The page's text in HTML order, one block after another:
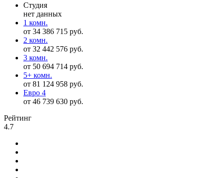
Студия
нет данных
1 комн.
от 34 386 715 руб.
2 комн.
от 32 442 576 руб.
3 комн.
от 50 694 714 руб.
5+ комн.
от 81 124 958 руб.
Евро 4
от 46 739 630 руб.
Рейтинг
4.7